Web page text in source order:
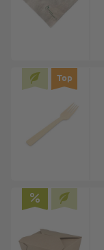
Top